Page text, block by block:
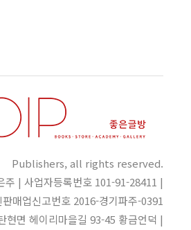
Publishers, all rights reserved.
주 | 사업자등록번호 101-91-28411 |
판매업신고번호 2016-경기파주-0391
현면 헤이리마을길 93-45 황금언덕 |